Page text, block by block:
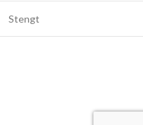
Stengt